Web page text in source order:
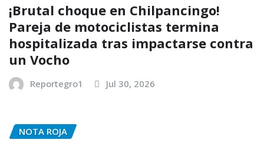
¡Brutal choque en Chilpancingo!
Pareja de motociclistas termina
hospitalizada tras impactarse contra
un Vocho
Reportegro1 Jul 30, 2026
NOTA ROJA